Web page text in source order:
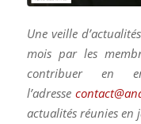
Une veille
mois par les
contribuer en
l’adresse
actualités réunies en